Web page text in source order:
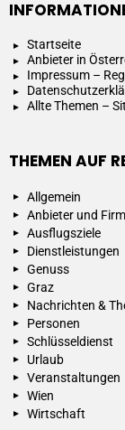
Startseite
Anbieter in
Impressum –
Allte Themen –
THEMEN AUF
Allgemein
Anbieter und
Ausflugsziele
Dienstleistungen
Genuss
Graz
Nachrichten &
Personen
Schlüsseldienst
Urlaub
Veranstaltungen
Wien
Wirtschaft